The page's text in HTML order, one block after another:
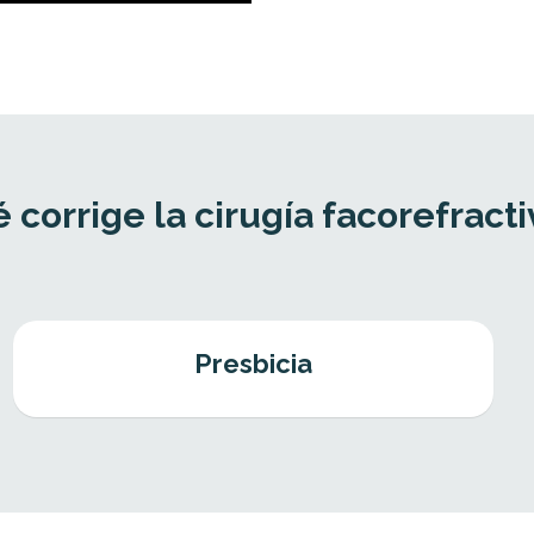
corrige la cirugía
Presbicia